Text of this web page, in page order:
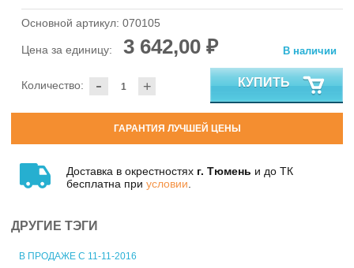
Основной артикул: 070105
Цена за единицу: 3 642,00 ₽
- +
Количество:
В наличии
КУПИТЬ
ГАРАНТИЯ ЛУЧШЕЙ ЦЕНЫ
Доставка в окрестностях г. Тюмень и до ТК
бесплатна при условии
ДРУГИЕ ТЭГИ
В ПРОДАЖЕ С 11-11-2016